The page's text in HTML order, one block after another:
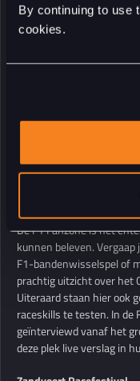
By continuing to use
cookies.
F1 Fanzone
De F1 Fanzone is het
kunnen beleven.
F1-bandenwisselspel of
prachtig uitzicht over het
Uiteraard staan hier ook
raceskills te testen. In de
geïnterviewd vanaf het
deze plek live verslag in